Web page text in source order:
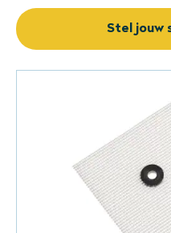
Stel jouw